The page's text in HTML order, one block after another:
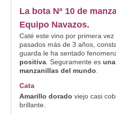
La bota Nº 10 de
Equipo Navazos.
Caté este vino por primera
pasados más de 3 años,
guarda le ha sentado
positiva. Seguramente es
manzanillas del mundo
Cata
Amarillo dorado viejo casi
brillante.